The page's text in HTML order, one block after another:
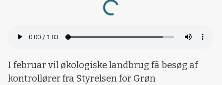
Loading...
I februar vil økologiske landbrug få besøg af
kontrollører fra Styrelsen for Grøn